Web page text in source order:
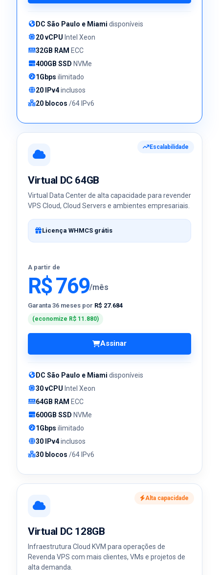
DC São Paulo e Miami disponíveis
20 vCPU Intel Xeon
32GB RAM ECC
400GB SSD NVMe
1Gbps ilimitado
20 IPv4inclusos
20 blocos /64 IPv6
Escalabilidade
Virtual DC 64GB
Virtual Data Center de alta capacidade para revender
VPS Cloud, Cloud Servers e ambientes empresariais.
Licença WHMCS grátis
A partir de
R$ 769/mês
Garanta 36 meses por R$ 27.684
(economize R$ 11.880)
Assinar
DC São Paulo e Miami disponíveis
30 vCPU Intel Xeon
64GB RAM ECC
600GB SSD NVMe
1Gbps ilimitado
30 IPv4inclusos
30 blocos /64 IPv6
Alta capacidade
Virtual DC 128GB
Infraestrutura Cloud KVM para operações de
Revenda VPS com mais clientes, VMs e projetos de
alta demanda.